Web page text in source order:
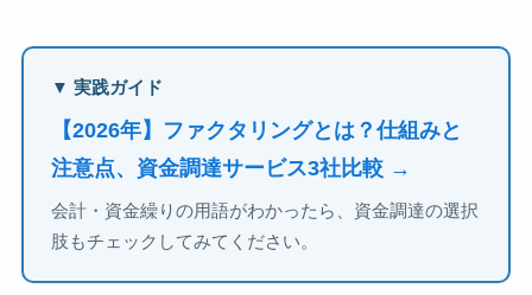
▼ 実践ガイド
【2026年】ファクタリングとは？仕組みと
注意点、資金調達サービス3社比較 →
会計・資金繰りの用語がわかったら、資金調達の選択
肢もチェックしてみてください。